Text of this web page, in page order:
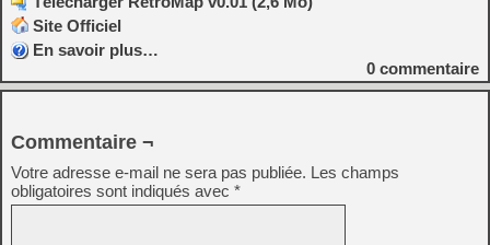
Site Officiel
En savoir plus…
0 commentaire
Commentaire ¬
Votre adresse e-mail ne sera pas publiée. Les champs
obligatoires sont indiqués avec *